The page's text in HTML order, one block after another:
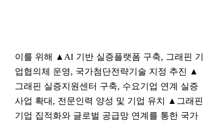
이를 위해 ▲AI 기반 실증플랫폼 구축, 그래핀 기
업협의체 운영, 국가첨단전략기술 지정 추진 ▲
그래핀 실증지원센터 구축, 수요기업 연계 실증
사업 확대, 전문인력 양성 및 기업 유치 ▲그래핀
기업 집적화와 글로벌 공급망 연계를 통한 국가